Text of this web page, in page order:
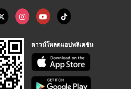
ดาวน์โหลดแอปพลิเคชัน